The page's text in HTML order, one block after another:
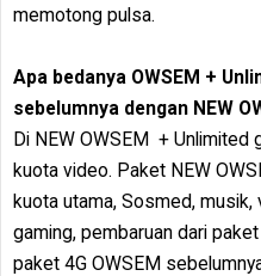
memotong pulsa.
Apa bedanya OWSEM +
sebelumnya dengan NEW
Di NEW OWSEM + Unlimited
kuota video. Paket NEW
kuota utama, Sosmed, musik,
gaming, pembaruan dari
paket 4G OWSEM